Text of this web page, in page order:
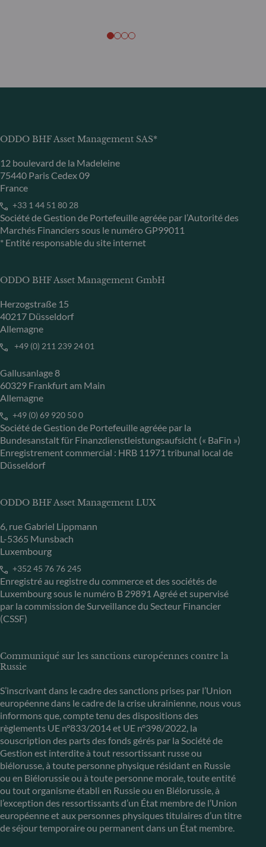
ODDO BHF Asset Management SAS*
12 boulevard de la Madeleine
75440 Paris Cedex 09
France
+33 1 44 51 80 28
Société de Gestion de Portefeuille agréée par l’Autorité des
Marchés Financiers sous le numéro GP99011
* Entité responsable du site internet
ODDO BHF Asset Management GmbH
Herzogstraße 15
40217 Düsseldorf
Allemagne
+49 (0) 211 239 24 01
Gallusanlage 8
60329 Frankfurt am Main
Allemagne
+49 (0) 69 920 50 0
Société de Gestion de Portefeuille agréée par la
Bundesanstalt für Finanzdienstleistungsaufsicht (« BaFin »)
Enregistrement commercial : HRB 11971 tribunal local de
Düsseldorf
ODDO BHF Asset Management LUX
6, rue Gabriel Lippmann
L-5365 Munsbach
Luxembourg
+352 45 76 76 245
Enregistré au registre du commerce et des sociétés de
Luxembourg sous le numéro B 29891 Agréé et supervisé
par la commission de Surveillance du Secteur Financier
(CSSF)
Communiqué sur les sanctions européennes contre la
Russie
S’inscrivant dans le cadre des sanctions prises par l’Union
européenne dans le cadre de la crise ukrainienne, nous vous
informons que, compte tenu des dispositions des
règlements UE n°833/2014 et UE n°398/2022, la
souscription des parts des fonds gérés par la Société de
Gestion est interdite à tout ressortissant russe ou
biélorusse, à toute personne physique résidant en Russie
ou en Biélorussie ou à toute personne morale, toute entité
ou tout organisme établi en Russie ou en Biélorussie, à
l’exception des ressortissants d’un État membre de l’Union
européenne et aux personnes physiques titulaires d’un titre
de séjour temporaire ou permanent dans un État membre.